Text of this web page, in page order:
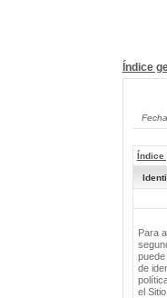
Índice
Índice
Para
de
el Sitio.